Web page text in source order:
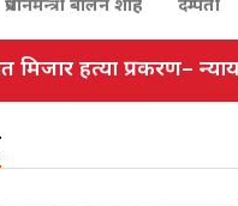
प्रधानमन्त्री बालेन शाह दम्पती
मिजार हत्या प्रकरण–